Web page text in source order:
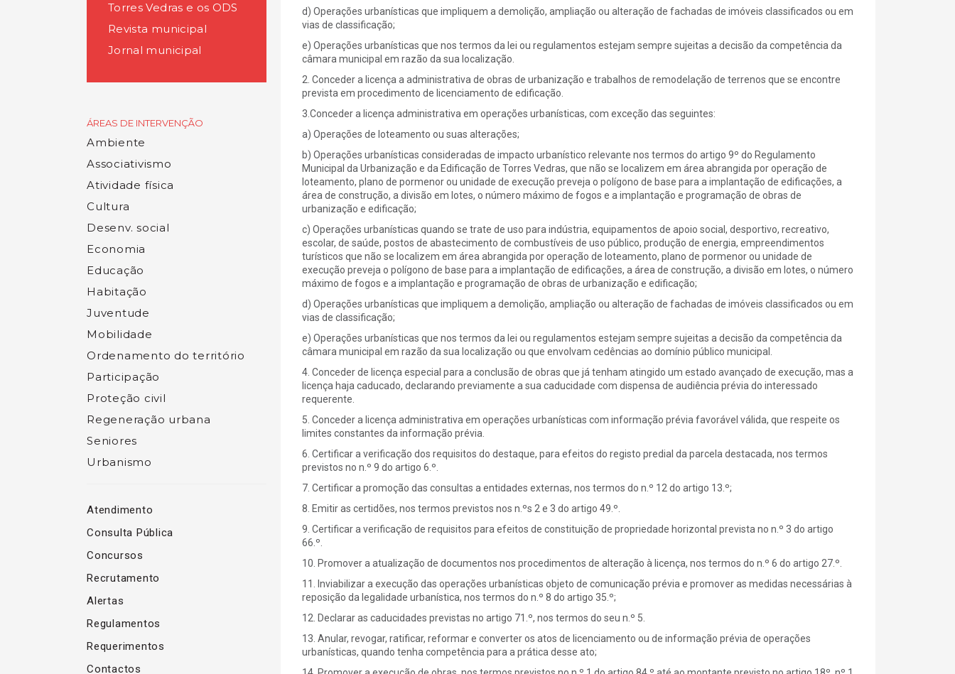
Torres Vedras e os ODS
Revista municipal
Jornal municipal
ÁREAS DE INTERVENÇÃO
Ambiente
Associativismo
Atividade física
Cultura
Desenv. social
Economia
Educação
Habitação
Juventude
Mobilidade
Ordenamento do território
Participação
Proteção civil
Regeneração urbana
Seniores
Urbanismo
Atendimento
Consulta Pública
Concursos
Recrutamento
Alertas
Regulamentos
Requerimentos
Contactos
d) Operações urbanísticas que impliquem a demolição, ampliação ou alteração de fachadas de imóveis classificados ou em
vias de classificação;
e) Operações urbanísticas que nos termos da lei ou regulamentos estejam sempre sujeitas a decisão da competência da
câmara municipal em razão da sua localização.
2. Conceder a licença a administrativa de obras de urbanização e trabalhos de remodelação de terrenos que se encontre
prevista em procedimento de licenciamento de edificação.
3.Conceder a licença administrativa em operações urbanísticas, com exceção das seguintes:
a) Operações de loteamento ou suas alterações;
b) Operações urbanísticas consideradas de impacto urbanístico relevante nos termos do artigo 9º do Regulamento
Municipal da Urbanização e da Edificação de Torres Vedras, que não se localizem em área abrangida por operação de
loteamento, plano de pormenor ou unidade de execução preveja o polígono de base para a implantação de edificações, a
área de construção, a divisão em lotes, o número máximo de fogos e a implantação e programação de obras de
urbanização e edificação;
c) Operações urbanísticas quando se trate de uso para indústria, equipamentos de apoio social, desportivo, recreativo,
escolar, de saúde, postos de abastecimento de combustíveis de uso público, produção de energia, empreendimentos
turísticos que não se localizem em área abrangida por operação de loteamento, plano de pormenor ou unidade de
execução preveja o polígono de base para a implantação de edificações, a área de construção, a divisão em lotes, o número
máximo de fogos e a implantação e programação de obras de urbanização e edificação;
d) Operações urbanísticas que impliquem a demolição, ampliação ou alteração de fachadas de imóveis classificados ou em
vias de classificação;
e) Operações urbanísticas que nos termos da lei ou regulamentos estejam sempre sujeitas a decisão da competência da
câmara municipal em razão da sua localização ou que envolvam cedências ao domínio público municipal.
4. Conceder de licença especial para a conclusão de obras que já tenham atingido um estado avançado de execução, mas a
licença haja caducado, declarando previamente a sua caducidade com dispensa de audiência prévia do interessado
requerente.
5. Conceder a licença administrativa em operações urbanísticas com informação prévia favorável válida, que respeite os
limites constantes da informação prévia.
6. Certificar a verificação dos requisitos do destaque, para efeitos do registo predial da parcela destacada, nos termos
previstos no n.º 9 do artigo 6.º.
7. Certificar a promoção das consultas a entidades externas, nos termos do n.º 12 do artigo 13.º;
8. Emitir as certidões, nos termos previstos nos n.ºs 2 e 3 do artigo 49.º.
9. Certificar a verificação de requisitos para efeitos de constituição de propriedade horizontal prevista no n.º 3 do artigo
66.º.
10. Promover a atualização de documentos nos procedimentos de alteração à licença, nos termos do n.º 6 do artigo 27.º.
11. Inviabilizar a execução das operações urbanísticas objeto de comunicação prévia e promover as medidas necessárias à
reposição da legalidade urbanística, nos termos do n.º 8 do artigo 35.º;
12. Declarar as caducidades previstas no artigo 71.º, nos termos do seu n.º 5.
13. Anular, revogar, ratificar, reformar e converter os atos de licenciamento ou de informação prévia de operações
urbanísticas, quando tenha competência para a prática desse ato;